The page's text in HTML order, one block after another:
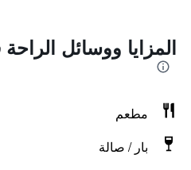
المزايا ووسائل
مطعم
بار / صالة